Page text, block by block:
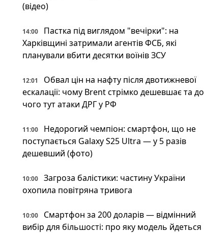
(відео)
14:00
Пастка під виглядом "вечірки": на
Харківщині затримали агентів ФСБ, які
планували вбити десятки воїнів ЗСУ
12:01
Обвал цін на нафту після двотижневої
ескалації: чому Brent стрімко дешевшає та до
чого тут атаки ДРГ у РФ
11:00
Недорогий чемпіон: смартфон, що не
поступається Galaxy S25 Ultra — у 5 разів
дешевший (фото)
10:00
Загроза балістики: частину України
охопила повітряна тривога
10:00
Смартфон за 200 доларів — відмінний
вибір для більшості: про яку модель йдеться